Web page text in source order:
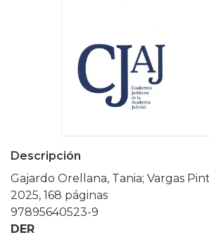
Descripción
Gajardo Orellana, Tania; Vargas
2025, 168 páginas
97895640523-9
DER